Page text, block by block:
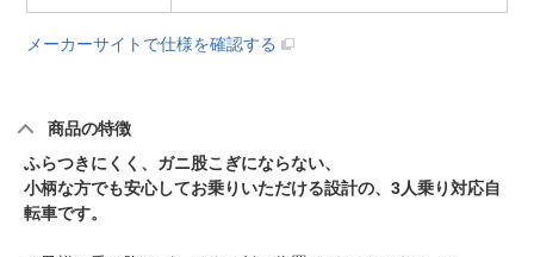
メーカーサイトで仕様を確認する
商品の特徴
ふらつきにくく、ガニ股こぎにならない、
小柄な方でも安心してお乗りいただける設計の、3人乗り対応自
転車です。